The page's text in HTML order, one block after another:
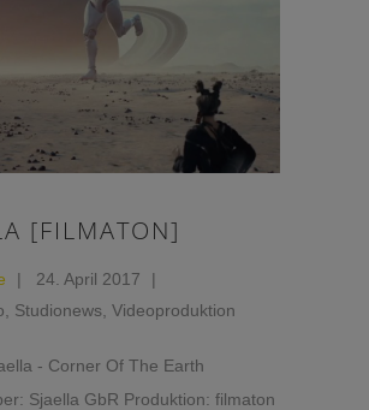
[FILMATON]
24. April 2017
Studionews Videoproduktion
- Corner Of The Earth
Sjaella GbR Produktion: filmaton